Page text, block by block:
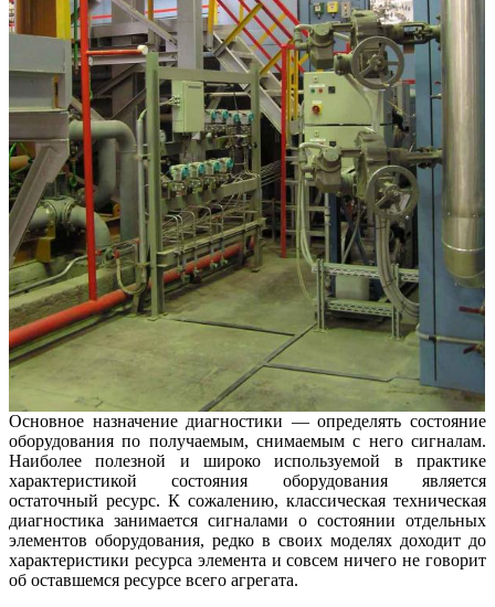
Основное назначение диагностики — определять состояние
оборудования по получаемым, снимаемым с него сигналам.
Наиболее полезной и широко используемой в практике
характеристикой состояния оборудования является
остаточный ресурс. К сожалению, классическая техническая
диагностика занимается сигналами о состоянии отдельных
элементов оборудования, редко в своих моделях доходит до
характеристики ресурса элемента и совсем ничего не говорит
об оставшемся ресурсе всего агрегата.